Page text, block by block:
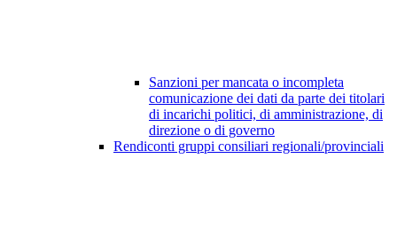
Sanzioni per mancata o incompleta
comunicazione dei dati da parte dei titolari
di incarichi politici, di amministrazione, di
direzione o di governo
Rendiconti gruppi consiliari regionali/provinciali